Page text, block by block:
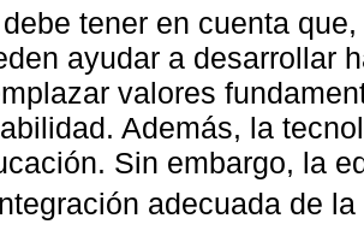
tener en cuenta
ayudar a desarrollar
valores
Además, la
Sin embargo, la
adecuada de